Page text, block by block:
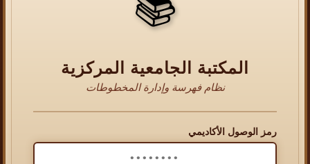
المكتبة الجامعية المركزية
نظام فهرسة وإدارة المخطوطات
رمز الوصول الأكاديمي